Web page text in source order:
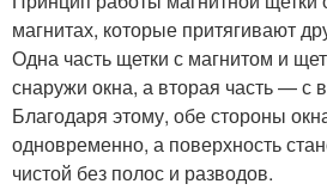
магнитах, которые притягивают
Одна часть щетки с магнитом и
снаружи окна, а вторая часть — с
Благодаря этому, обе стороны
одновременно, а поверхность
чистой без полос и разводов.